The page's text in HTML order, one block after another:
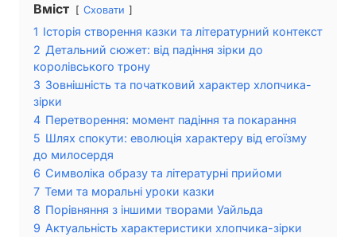
Вміст Сховати
1 Історія створення казки та літературний контекст
2 Детальний сюжет: від падіння зірки до
королівського трону
3 Зовнішність та початковий характер хлопчика-
зірки
4 Перетворення: момент падіння та покарання
5 Шлях спокути: еволюція характеру від егоїзму
до милосердя
6 Символіка образу та літературні прийоми
7 Теми та моральні уроки казки
8 Порівняння з іншими творами Уайльда
9 Актуальність характеристики хлопчика-зірки